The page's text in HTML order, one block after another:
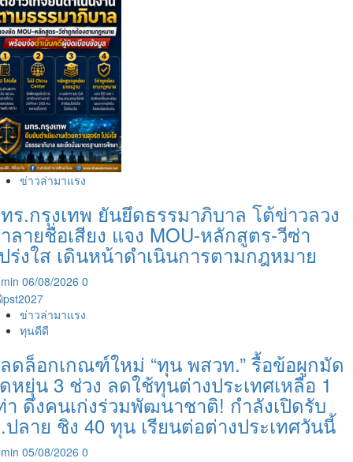
ข่าวล่ามาแรง
ร.กรุงเทพ ยันยึดธรรมาภิบาล โต้ข่าวลวง
ลายชื่อเสียง แจง MOU-หลักสูตร-วีซ่า
ร่งใส เดินหน้าดำเนินการตามกฎหมาย
06/08/2026 0
ข่าวล่ามาแรง
ทุนดีดี
ดล็อกเกณฑ์ใหม่ “ทุน พสวท.” รื้อข้อผูกมัด
หยุ่น 3 ช่วง ลดใช้ทุนต่างประเทศเหลือ 1
า ดึงคนเก่งร่วมพัฒนาชาติ! กำลังเปิดรับ
ลาย ชิง 40 ทุน เรียนต่อต่างประเทศวันนี้
05/08/2026 0